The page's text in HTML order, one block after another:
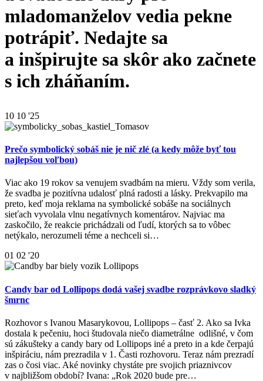
mladomanželov vedia pekne
potrápiť. Nedajte sa
a inšpirujte sa skôr ako začnete
s ich zháňaním.
10 10 '25
Prečo symbolický sobáš nie je nič zlé (a kedy môže byť tou
najlepšou voľbou)
Viac ako 19 rokov sa venujem svadbám na mieru. Vždy som verila,
že svadba je pozitívna udalosť plná radosti a lásky. Prekvapilo ma
preto, keď moja reklama na symbolické sobáše na sociálnych
sieťach vyvolala vlnu negatívnych komentárov. Najviac ma
zaskočilo, že reakcie prichádzali od ľudí, ktorých sa to vôbec
netýkalo, nerozumeli téme a nechceli si…
01 02 '20
Candy bar od Lollipops dodá vašej svadbe rozprávkovo sladký
šmrnc
Rozhovor s Ivanou Masarykovou, Lollipops – časť 2. Ako sa Ivka
dostala k pečeniu, hoci študovala niečo diametrálne odlišné, v čom
sú zákušteky a candy bary od Lollipops iné a preto in a kde čerpajú
inšpiráciu, nám prezradila v 1. Časti rozhovoru. Teraz nám prezradí
zas o čosi viac. Aké novinky chystáte pre svojich priaznivcov
v najbližšom období? Ivana: „Rok 2020 bude pre…